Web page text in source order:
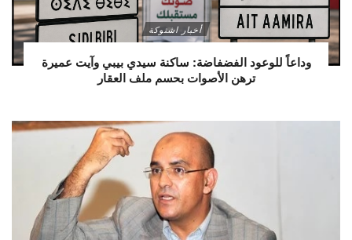
أخبار اشتوكة
وداعاً للوعود الفضفاضة: ساكنة سيدي بيبي وآيت عميرة
ترهن الأصوات بحسم ملف العقار